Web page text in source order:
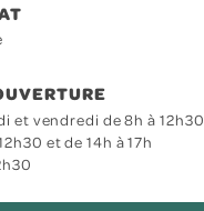
et vendredi de 8h à 12h30
et de 14h à 17h